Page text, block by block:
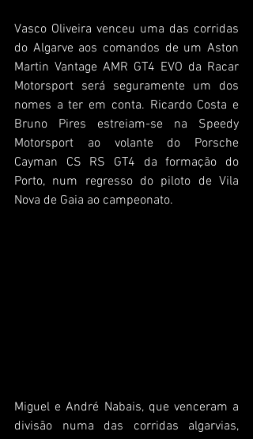
Vasco Oliveira venceu uma das corridas
do Algarve aos comandos de um Aston
Martin Vantage AMR GT4 EVO da Racar
Motorsport será seguramente um dos
nomes a ter em conta. Ricardo Costa e
Bruno Pires estreiam-se na Speedy
Motorsport ao volante do Porsche
Cayman CS RS GT4 da formação do
Porto, num regresso do piloto de Vila
Nova de Gaia ao campeonato.
Miguel e André Nabais, que venceram a
divisão numa das corridas algarvias,